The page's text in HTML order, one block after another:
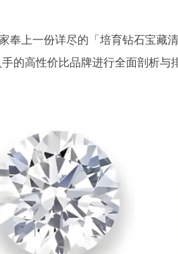
奉上一份详尽的「培育钻石宝藏
的高性价比品牌进行全面剖析